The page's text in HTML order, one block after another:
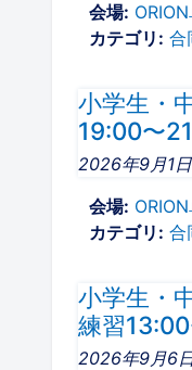
レ
会場:
カテゴリ: 合
小学生・
19:00〜
2026年9月1
会場:
カテゴリ: 合
小学生・
練習
2026年9月6